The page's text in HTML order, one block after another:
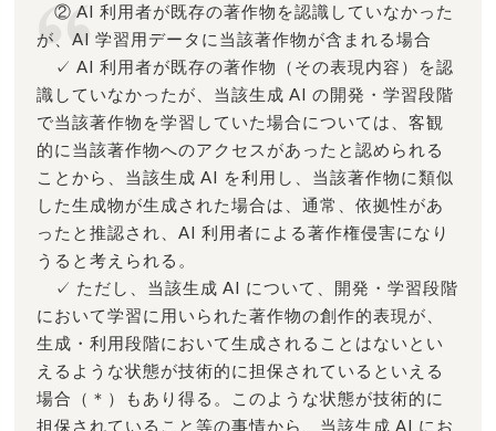
② AI 利用者が既存の著作物を認識していなかった
が、AI 学習用データに当該著作物が含まれる場合
✓ AI 利用者が既存の著作物（その表現内容）を認
識していなかったが、当該生成 AI の開発・学習段階
で当該著作物を学習していた場合については、客観
的に当該著作物へのアクセスがあったと認められる
ことから、当該生成 AI を利用し、当該著作物に類似
した生成物が生成された場合は、通常、依拠性があ
ったと推認され、AI 利用者による著作権侵害になり
うると考えられる。
✓ ただし、当該生成 AI について、開発・学習段階
において学習に用いられた著作物の創作的表現が、
生成・利用段階において生成されることはないとい
えるような状態が技術的に担保されているといえる
場合（＊）もあり得る。このような状態が技術的に
担保されていること等の事情から、当該生成 AI にお